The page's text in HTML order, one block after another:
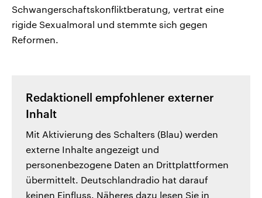
Schwangerschaftskonfliktberatung, vertrat eine
rigide Sexualmoral und stemmte sich gegen
Reformen.
Redaktionell empfohlener externer
Inhalt
Mit Aktivierung des Schalters (Blau) werden
externe Inhalte angezeigt und
personenbezogene Daten an Drittplattformen
übermittelt. Deutschlandradio hat darauf
keinen Einfluss. Näheres dazu lesen Sie in